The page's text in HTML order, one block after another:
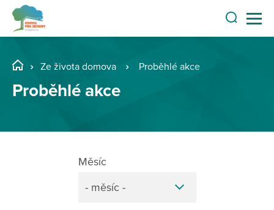
Ze života domova Proběhlé akce
Proběhlé akce
Měsíc
- měsíc -